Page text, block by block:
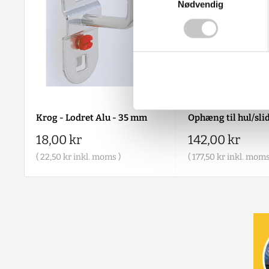
Nødvendig
Krog - Lodret Alu - 35 mm
Salgspris
18,00 kr
(22,50 krinkl. moms )
Ophæng til hul/
Salgspris
142,00 kr
(177,50 krinkl.